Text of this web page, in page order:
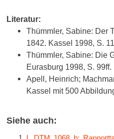
Literatur:
Thümmler, Sabine: Der
1842. Kassel 1998, S.
Thümmler, Sabine: Die
Eurasburg 1998, S. 99ff.
Apell, Heinrich;
Kassel mit 500
Siehe auch: